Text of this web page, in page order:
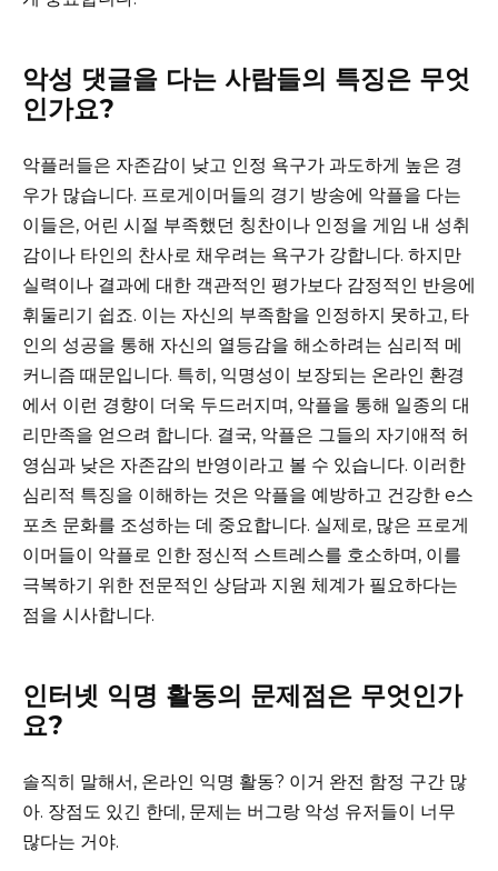
악성 댓글을 다는 사람들의 특징은 무엇
인가요?
악플러들은 자존감이 낮고 인정 욕구가 과도하게 높은 경
우가 많습니다. 프로게이머들의 경기 방송에 악플을 다는
이들은, 어린 시절 부족했던 칭찬이나 인정을 게임 내 성취
감이나 타인의 찬사로 채우려는 욕구가 강합니다. 하지만
실력이나 결과에 대한 객관적인 평가보다 감정적인 반응에
휘둘리기 쉽죠. 이는 자신의 부족함을 인정하지 못하고, 타
인의 성공을 통해 자신의 열등감을 해소하려는 심리적 메
커니즘 때문입니다. 특히, 익명성이 보장되는 온라인 환경
에서 이런 경향이 더욱 두드러지며, 악플을 통해 일종의 대
리만족을 얻으려 합니다. 결국, 악플은 그들의 자기애적 허
영심과 낮은 자존감의 반영이라고 볼 수 있습니다. 이러한
심리적 특징을 이해하는 것은 악플을 예방하고 건강한 e스
포츠 문화를 조성하는 데 중요합니다. 실제로, 많은 프로게
이머들이 악플로 인한 정신적 스트레스를 호소하며, 이를
극복하기 위한 전문적인 상담과 지원 체계가 필요하다는
점을 시사합니다.
인터넷 익명 활동의 문제점은 무엇인가
요?
솔직히 말해서, 온라인 익명 활동? 이거 완전 함정 구간 많
아. 장점도 있긴 한데, 문제는 버그랑 악성 유저들이 너무
많다는 거야.